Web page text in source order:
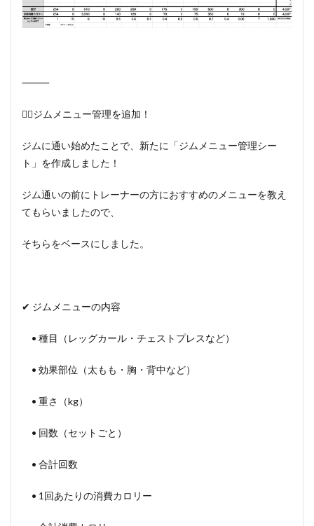
⸻
🏋️‍♂️ジムメニュー管理を追加！
ジムに通い始めたことで、新たに「ジムメニュー管理シー
ト」を作成しました！
ジム通いの前にトレーナーの方におすすめのメニューを教え
てもらいましたので、
そちらをベースにしました。
✔ ジムメニューの内容
• 種目（レッグカール・チェストプレスなど）
• 効果部位（太もも・胸・背中など）
• 重さ（kg）
• 回数（セットごと）
• 合計回数
• 1回あたりの消費カロリー